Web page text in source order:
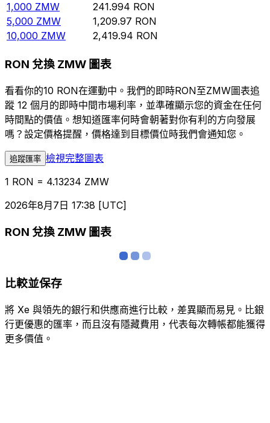
1,000 ZMW 241.994 RON
5,000 ZMW 1,209.97 RON
10,000 ZMW 2,419.94 RON
RON 兌換 ZMW 圖表
看看你的10 RON在運動中。我們的即時RON至ZMW圖表追
蹤 12 個月的即時中間市場利率，並準確顯示您的資金在任何
時間點的價值。想知道匯率何時會朝著對你有利的方向發展
嗎？設定價格提醒，價格達到目標價位時我們會通知您。
追蹤匯率 檢視完整圖表
1 RON = 4.13234 ZMW
2026年8月7日 17:38 [UTC]
RON 兌換 ZMW 圖表
比較並保存
將 Xe 與領先的銀行和供應商進行比較，差異顯而易見。比銀
行更優惠的匯率，而且沒有隱藏費用，代表每次轉帳都能獲得
更多價值。